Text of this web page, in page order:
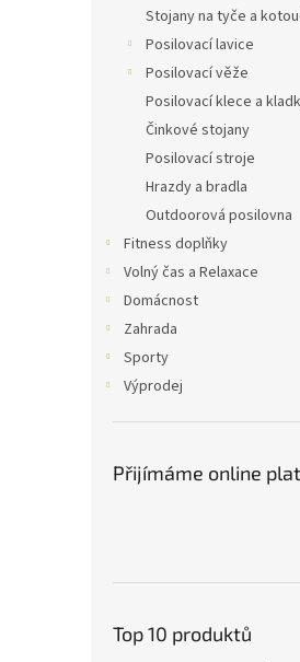
Stojany na tyče a
Posilovací lavice
Posilovací věže
Posilovací klece a
Činkové stojany
Posilovací stroje
Hrazdy a bradla
Outdoorová posilovna
Fitness doplňky
Volný čas a Relaxace
Domácnost
Zahrada
Sporty
Výprodej
Přijímáme online
Top 10 produktů